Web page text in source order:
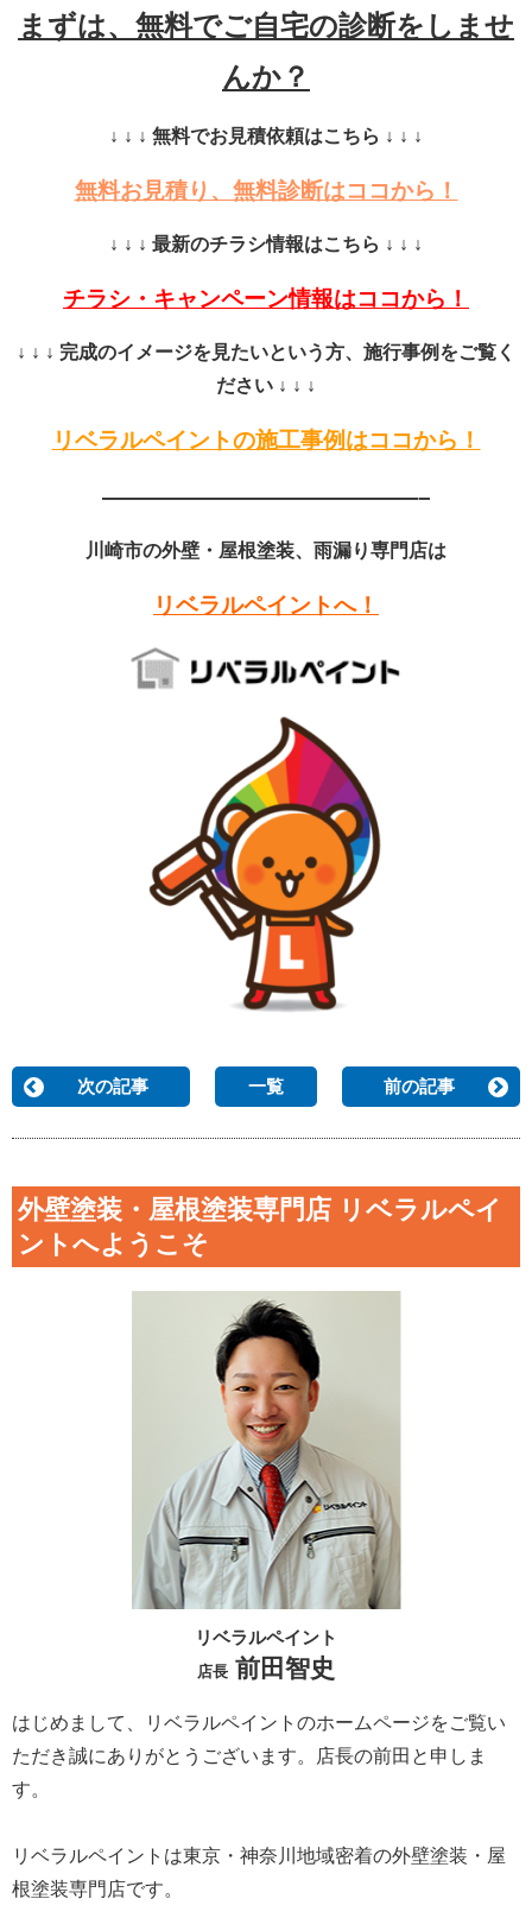
まずは、無料でご自宅の診断をしませ
んか？
↓ ↓ ↓ 無料でお見積依頼はこちら ↓ ↓ ↓
無料お見積り、無料診断はココから！
↓ ↓ ↓ 最新のチラシ情報はこちら ↓ ↓ ↓
チラシ・キャンペーン情報はココから！
↓ ↓ ↓ 完成のイメージを見たいという方、施行事例をご覧く
ださい ↓ ↓ ↓
リベラルペイントの施工事例はココから！
——————————————–
川崎市の外壁・屋根塗装、雨漏り専門店は
リベラルペイントへ！
次の記事 一覧 前の記事
外壁塗装・屋根塗装専門店 リベラルペイ
ントへようこそ
リベラルペイント
店長 前田智史
はじめまして、リベラルペイントのホームページをご覧い
ただき誠にありがとうございます。
店長の前田と申しま
す。
リベラルペイントは東京・神奈川地域密着の外壁塗装・屋
根塗装専門店です。